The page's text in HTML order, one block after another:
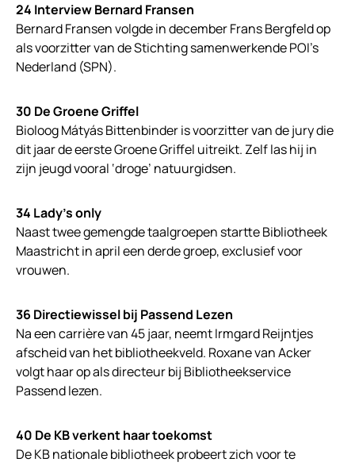
24 Interview Bernard Fransen
Bernard Fransen volgde in december Frans Bergfeld op
als voorzitter van de Stichting samenwerkende POI’s
Nederland (SPN).
30 De Groene Griffel
Bioloog Mátyás Bittenbinder is voorzitter van de jury die
dit jaar de eerste Groene Griffel uitreikt. Zelf las hij in
zijn jeugd vooral ‘droge’ natuurgidsen.
34 Lady’s only
Naast twee gemengde taalgroepen startte Bibliotheek
Maastricht in april een derde groep, exclusief voor
vrouwen.
36 Directiewissel bij Passend Lezen
Na een carrière van 45 jaar, neemt Irmgard Reijntjes
afscheid van het bibliotheekveld. Roxane van Acker
volgt haar op als directeur bij Bibliotheekservice
Passend lezen.
40 De KB verkent haar toekomst
De KB nationale bibliotheek probeert zich voor te